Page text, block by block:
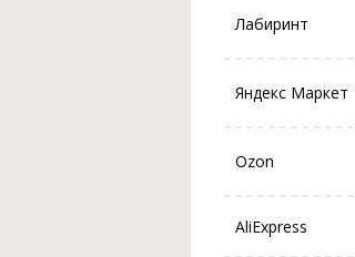
Лабиринт
Яндекс Маркет
Ozon
AliExpress